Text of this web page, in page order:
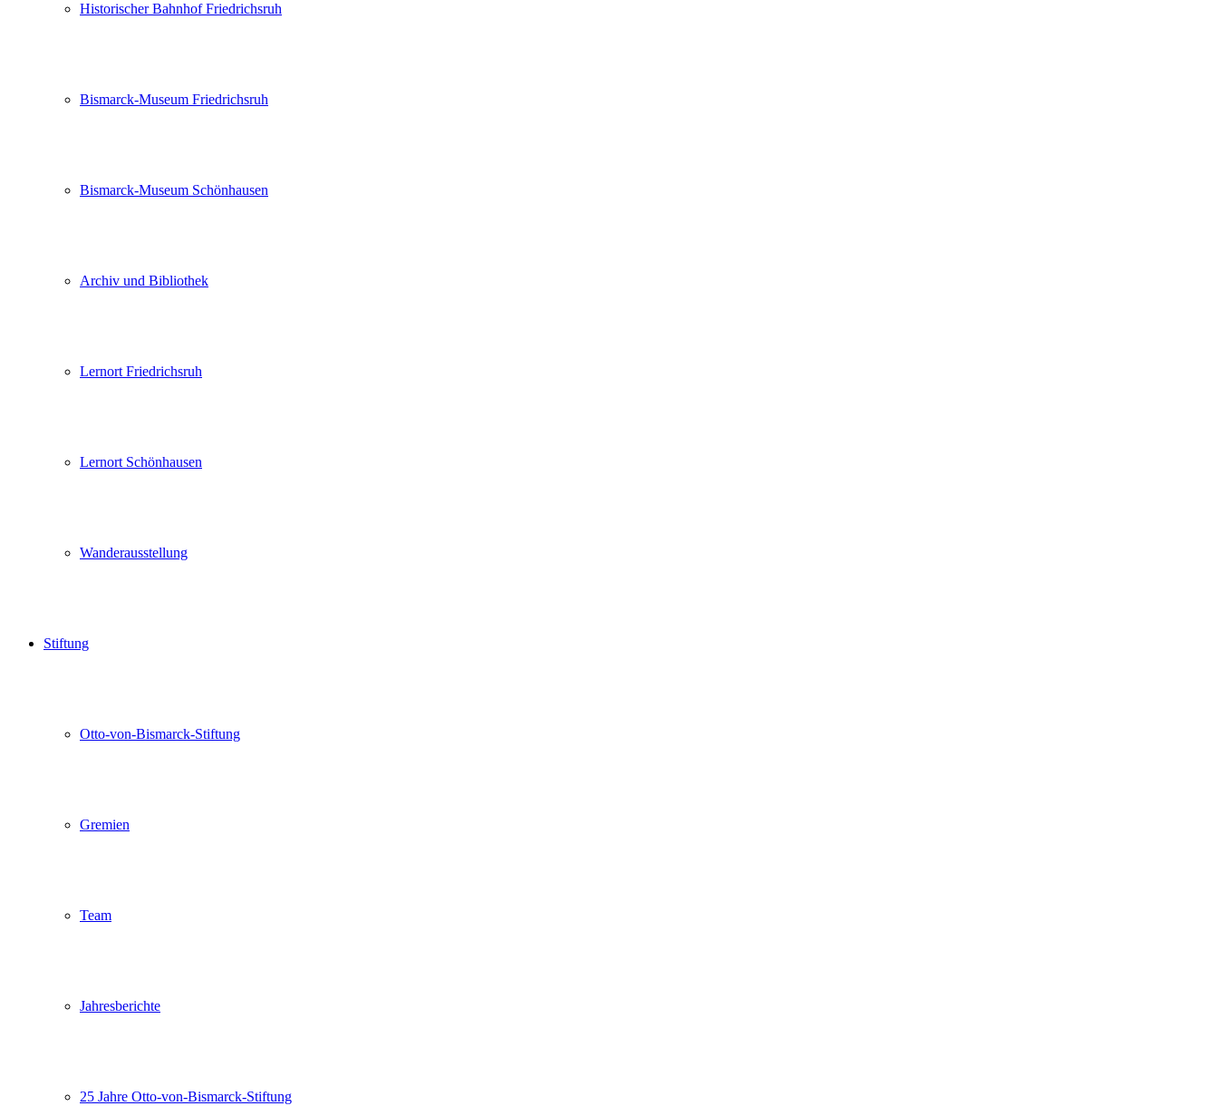
Historischer Bahnhof Friedrichsruh
Bismarck-Museum Friedrichsruh
Bismarck-Museum Schönhausen
Archiv und Bibliothek
Lernort Friedrichsruh
Lernort Schönhausen
Wanderausstellung
Stiftung
Otto-von-Bismarck-Stiftung
Gremien
Team
Jahresberichte
25 Jahre Otto-von-Bismarck-Stiftung